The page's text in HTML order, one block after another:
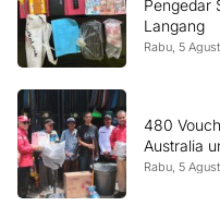
Pengedar
Langang
Rabu, 5
480
Australia
Rabu, 5